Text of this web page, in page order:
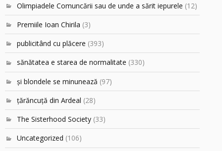
Olimpiadele Comuncării sau de unde a sărit iepurele (12)
Premiile Ioan Chirila (3)
publicitând cu plăcere (393)
sănătatea e starea de normalitate (330)
şi blondele se minunează (97)
ţărăncuţă din Ardeal (28)
The Sisterhood Society (33)
Uncategorized (106)